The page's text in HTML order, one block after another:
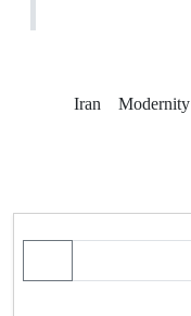
Iran Modernity